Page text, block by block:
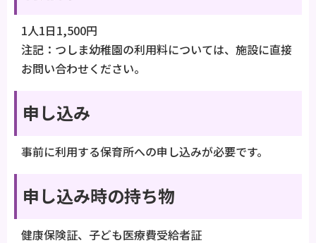
1人1日1,500円
注記：つしま幼稚園の利用料については、施設に直接
お問い合わせください。
申し込み
事前に利用する保育所への申し込みが必要です。
申し込み時の持ち物
健康保険証、子ども医療費受給者証